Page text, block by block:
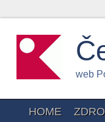
web
HOME